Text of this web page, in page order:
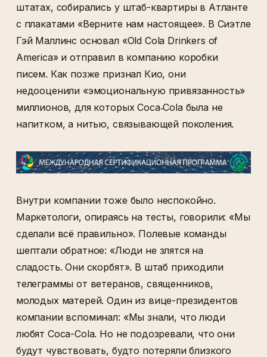
штатах, собирались у штаб-квартиры в Атланте
с плакатами «Верните нам настоящее». В Сиэтле
Гэй Маллинс основал «Old Cola Drinkers of
America» и отправил в компанию коробки
писем. Как позже признал Кио, они
недооценили «эмоциональную привязанность»
миллионов, для которых Coca‑Cola была не
напитком, а нитью, связывающей поколения.
Внутри компании тоже было неспокойно.
Маркетологи, опираясь на тесты, говорили: «Мы
сделали всё правильно». Полевые команды
шептали обратное: «Люди не злятся на
сладость. Они скорбят». В штаб приходили
телеграммы от ветеранов, священников,
молодых матерей. Один из вице-президентов
компании вспоминал: «Мы знали, что люди
любят Coca-Cola. Но не подозревали, что они
будут чувствовать, будто потеряли близкого